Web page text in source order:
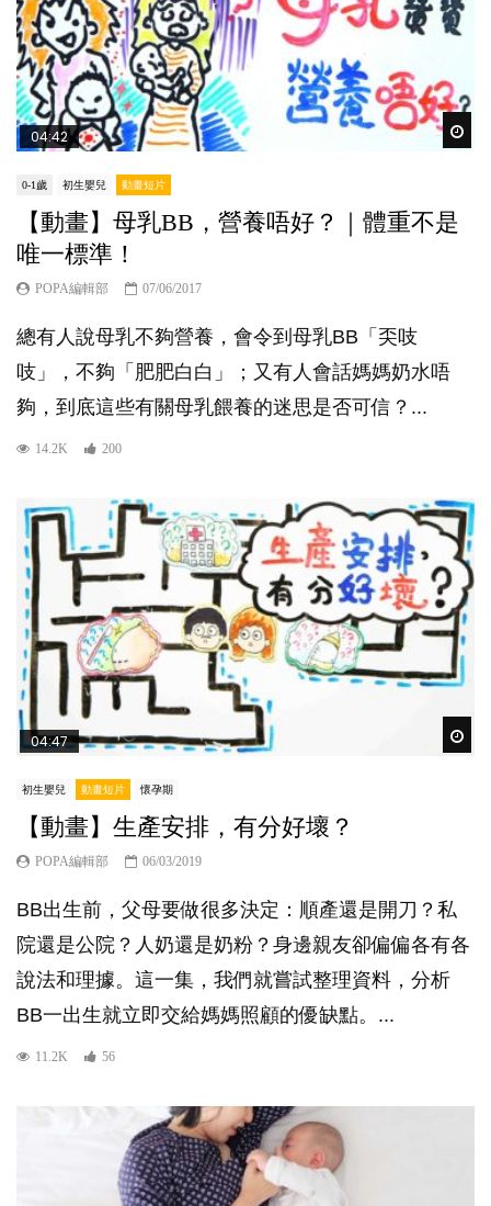
04:42
0-1歲 初生嬰兒 動畫短片
【動畫】母乳BB，營養唔好？｜體重不是
唯一標準！
POPA編輯部 07/06/2017
總有人說母乳不夠營養，會令到母乳BB「奀吱
吱」，不夠「肥肥白白」；又有人會話媽媽奶水唔
夠，到底這些有關母乳餵養的迷思是否可信？...
14.2K 200
04:47
初生嬰兒 動畫短片 懷孕期
【動畫】生產安排，有分好壞？
POPA編輯部 06/03/2019
BB出生前，父母要做很多決定：順產還是開刀？私
院還是公院？人奶還是奶粉？身邊親友卻偏偏各有各
說法和理據。這一集，我們就嘗試整理資料，分析
BB一出生就立即交給媽媽照顧的優缺點。...
11.2K 56